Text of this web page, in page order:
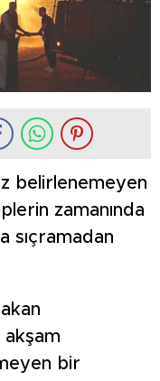
belirlenemeyen
zamanında
sıçramadan
akşam
bir